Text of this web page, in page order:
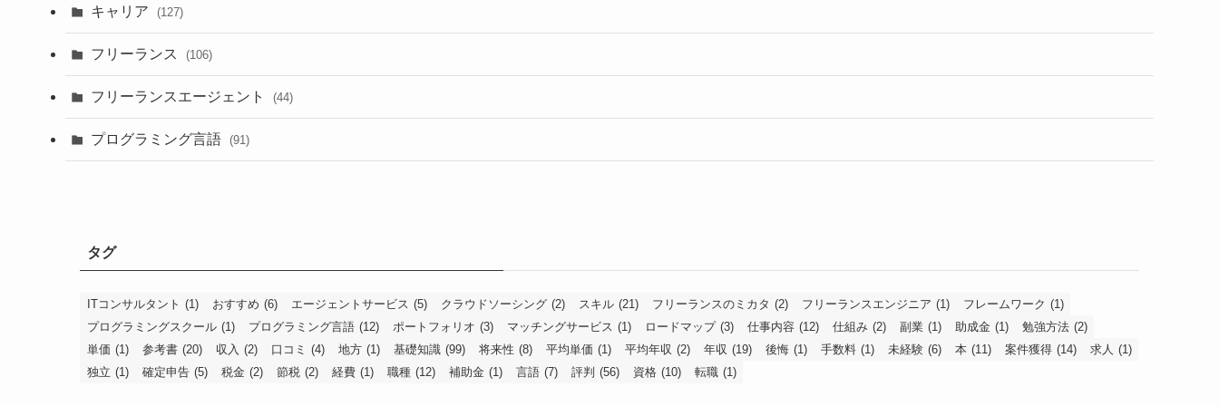
キャリア (127)
フリーランス (106)
フリーランスエージェント (44)
プログラミング言語 (91)
タグ
ITコンサルタント (1) おすすめ (6) エージェントサービス (5) クラウドソーシング (2) スキル (21) フリーランスのミカタ (2) フリーランスエンジニア (1) フレームワーク (1)
プログラミングスクール (1) プログラミング言語 (12) ポートフォリオ (3) マッチングサービス (1) ロードマップ (3) 仕事内容 (12) 仕組み (2) 副業 (1) 助成金 (1) 勉強方法 (2)
単価 (1) 参考書 (20) 収入 (2) 口コミ (4) 地方 (1) 基礎知識 (99) 将来性 (8) 平均単価 (1) 平均年収 (2) 年収 (19) 後悔 (1) 手数料 (1) 未経験 (6) 本 (11) 案件獲得 (14) 求人 (1)
独立 (1) 確定申告 (5) 税金 (2) 節税 (2) 経費 (1) 職種 (12) 補助金 (1) 言語 (7) 評判 (56) 資格 (10) 転職 (1)